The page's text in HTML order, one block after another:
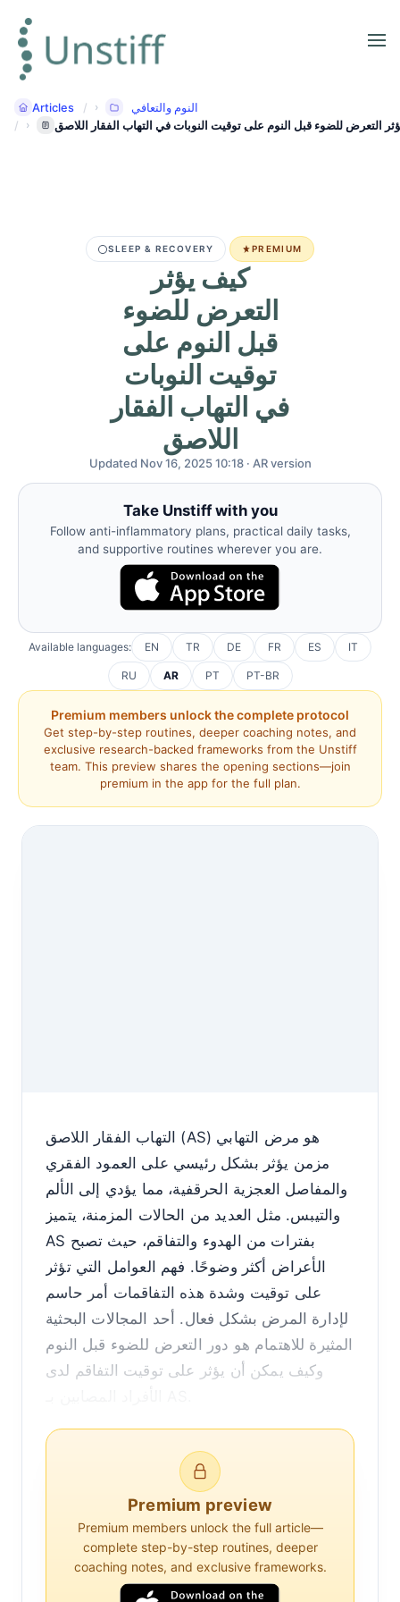
Articles
النوم والتعافي
التعرض للضوء قبل النوم على توقيت النوبات في التهاب الفقار اللاصق
SLEEP & RECOVERY PREMIUM
كيف يؤثر
التعرض للضوء
قبل النوم على
توقيت النوبات
في التهاب الفقار
اللاصق
Updated Nov 16, 2025 10:18 · AR version
Take Unstiff with you
Follow anti-inflammatory plans, practical daily tasks,
and supportive routines wherever you are.
Available languages: EN TR DE FR ES IT
RU AR PT PT-BR
Premium members unlock the complete protocol
Get step-by-step routines, deeper coaching notes, and
exclusive research-backed frameworks from the Unstiff
team. This preview shares the opening sections—join
premium in the app for the full plan.
التهاب الفقار اللاصق (AS) هو مرض التهابي
مزمن يؤثر بشكل رئيسي على العمود الفقري
والمفاصل العجزية الحرقفية، مما يؤدي إلى الألم
والتيبس. مثل العديد من الحالات المزمنة، يتميز
AS بفترات من الهدوء والتفاقم، حيث تصبح
الأعراض أكثر وضوحًا. فهم العوامل التي تؤثر
على توقيت وشدة هذه التفاقمات أمر حاسم
لإدارة المرض بشكل فعال. أحد المجالات البحثية
المثيرة للاهتمام هو دور التعرض للضوء قبل النوم
وكيف يمكن أن يؤثر على توقيت التفاقم لدى
الإيقاع اليومي والالتهاب
تُعرف بالإيقاع اليومي، الذي ينظم العمليات
الفسيولوجية المختلفة، بما في ذلك دورات النوم
والاستيقاظ، وإفراز الهرمونات، ووظيفة الجهاز
المناعي. يمكن أن يكون للاضطرابات في هذا
Premium preview
Premium members unlock the full article—
complete step-by-step routines, deeper
coaching notes, and exclusive frameworks.